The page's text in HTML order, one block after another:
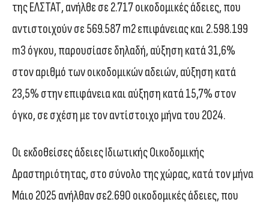
της ΕΛΣΤΑΤ, ανήλθε σε 2.717 οικοδομικές άδειες, που
αντιστοιχούν σε 569.587 m2 επιφάνειας και 2.598.199
m3 όγκου, παρουσίασε δηλαδή, αύξηση κατά 31,6%
στον αριθμό των οικοδομικών αδειών, αύξηση κατά
23,5% στην επιφάνεια και αύξηση κατά 15,7% στον
όγκο, σε σχέση με τον αντίστοιχο μήνα του 2024.
Οι εκδοθείσες άδειες Ιδιωτικής Οικοδομικής
Δραστηριότητας, στο σύνολο της χώρας, κατά τον μήνα
Μάιο 2025 ανήλθαν σε2.690 οικοδομικές άδειες, που